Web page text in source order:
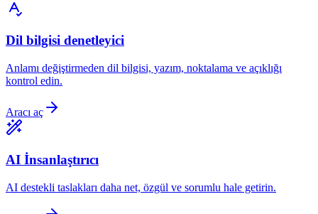
Dil bilgisi denetleyici
Anlamı değiştirmeden dil bilgisi, yazım, noktalama ve açıklığı
kontrol edin.
Aracı aç
AI İnsanlaştırıcı
AI destekli taslakları daha net, özgül ve sorumlu hale getirin.